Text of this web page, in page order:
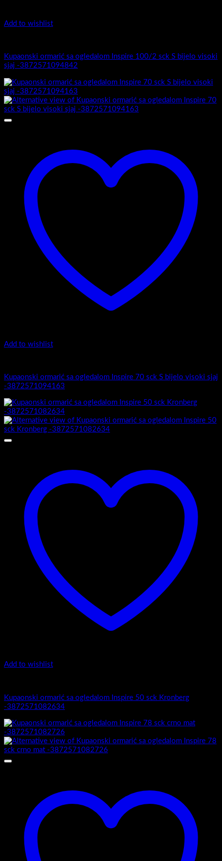
Add to wishlist
Kupaonski ormarić sa ogledalom Inspire 100/2 sck S bijelo visoki
sjaj -3872571094842
Add to wishlist
Kupaonski ormarić sa ogledalom Inspire 70 sck S bijelo visoki sjaj
-3872571094163
Add to wishlist
Kupaonski ormarić sa ogledalom Inspire 50 sck Kronberg
-3872571082634